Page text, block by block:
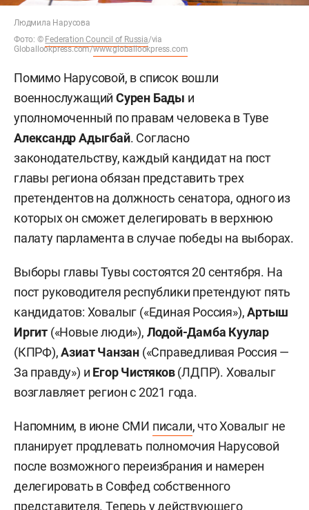
Людмила Нарусова
Фото: © Federation Council of Russia/via
Globallookpress.com/www.globallookpress.com
Помимо Нарусовой, в список вошли
военнослужащийСурен Бады и
уполномоченный по правам человека в Туве
Александр Адыгбай. Согласно
законодательству, каждый кандидат на пост
главы региона обязан представить трех
претендентов на должность сенатора, одного из
которых он сможет делегировать в верхнюю
палату парламента в случае победы на выборах.
Выборы главы Тувы состоятся 20 сентября. На
пост руководителя республики претендуют пять
кандидатов: Ховалыг («Единая Россия»),Артыш
Иргит («Новые люди»), Лодой-Дамба Куулар
(КПРФ),Азиат Чанзан («Справедливая Россия —
За правду») и Егор Чистяков(ЛДПР). Ховалыг
возглавляет регион с 2021 года.
Напомним, в июне СМИ писали, что Ховалыг не
планирует продлевать полномочия Нарусовой
после возможного переизбрания и намерен
делегировать в Совфед собственного
представителя. Теперь у действующего